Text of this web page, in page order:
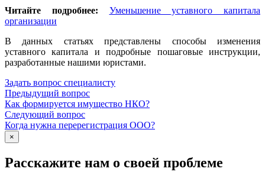
Читайте подробнее:
Уменьшение уставного капитала
организации
В данных статьях представлены способы изменения
уставного капитала и подробные пошаговые инструкции,
разработанные нашими юристами.
Задать вопрос специалисту
Предыдущий вопрос
Как формируется имущество НКО?
Следующий вопрос
Когда нужна перерегистрация ООО?
×
Расскажите нам о своей проблеме